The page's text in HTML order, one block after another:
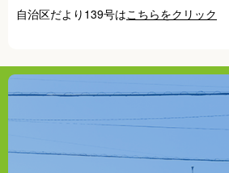
自治区だより139号はこちらをクリック